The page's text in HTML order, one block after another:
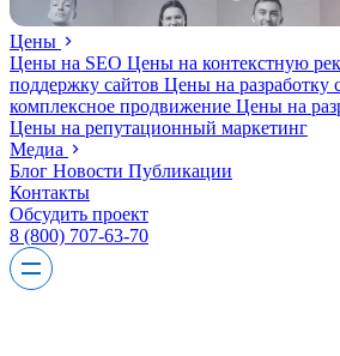
Цены
Цены на SEO Цены на контекстную
поддержку сайтов Цены на разработку
комплексное продвижение Цены на
Цены на репутационный маркетинг
Медиа
Блог Новости Публикации
Контакты
Обсудить проект
8 (800) 707-63-70